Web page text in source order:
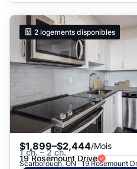
2 logements disponibles
$1,899–$2,444/Mois
1 ch. – 2 ch.
19 Rosemount Drive
Scarborough, ON · 19 Rosemount